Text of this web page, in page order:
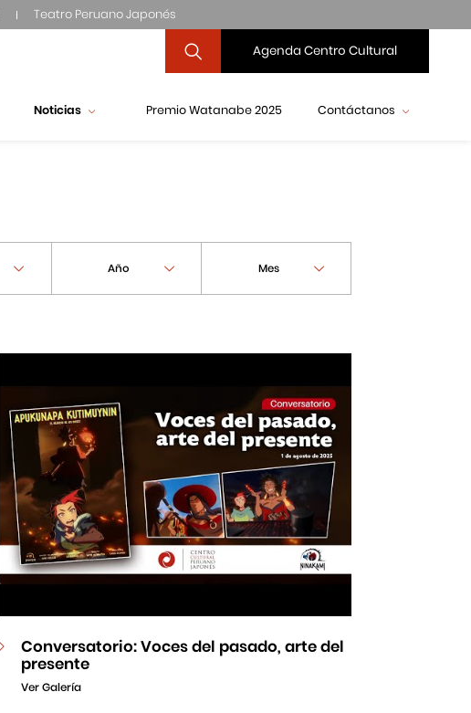
Teatro Peruano Japonés
Agenda Centro Cultural
Noticias Premio Watanabe 2025 Contáctanos
Año Mes
Conversatorio: Voces del pasado, arte del
presente
Ver Galería